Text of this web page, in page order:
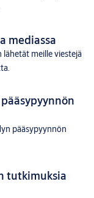
mediassa
meille viestejä
pääsypyynnön
tutkimuksia